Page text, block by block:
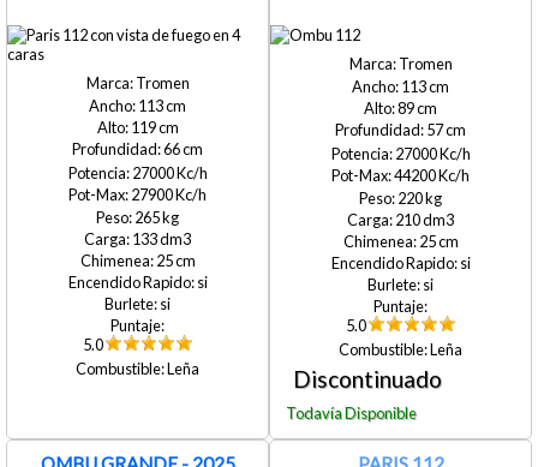
Tromen
113
119
66
27000
27900
265
133
25
si
si
5.0
Leña
Tromen
113
89
57
27000
44200
220
210
25
si
si
5.0
Leña